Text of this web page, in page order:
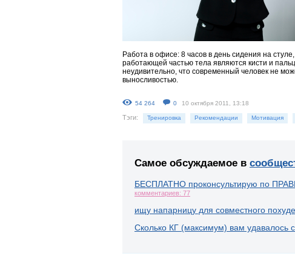
Работа в офисе: 8 часов в день сидения на
работающей частью тела являются кисти и
неудивительно, что современный человек не
выносливостью.
54 264 0 10 октября 2011, 13:18
Тэги: Тренировка Рекомендации Мотивация
Самое обсуждаемое в
БЕСПЛАТНО проконсультирую по
комментариев: 77
ищу напарницу для совместного
Сколько КГ (максимум) вам удавалось